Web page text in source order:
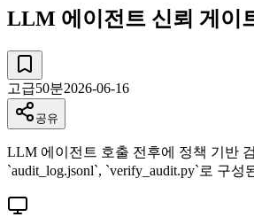
LLM 에이전트 신뢰 게이
고급50분2026-06-16
공유
LLM 에이전트 호출 전후에 정책 기반 검
`audit_log.jsonl`, `verify_audit.py`로 구